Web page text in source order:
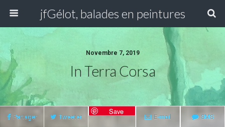
jfGélot, balades en peintures
Novembre 7, 2019
In Terra Corsa
Partager Tweeter
Save
E-mail SMS